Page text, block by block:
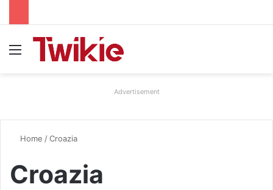
Advertisement
Home /Croazia
Croazia